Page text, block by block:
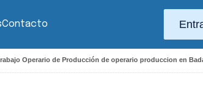
Contacto
Operario de Producción de operario produccion en